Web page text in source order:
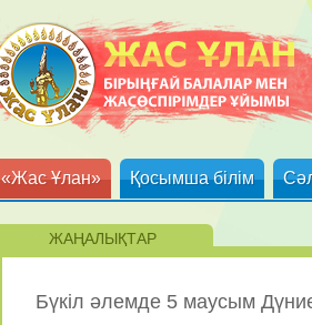
«Жас Ұлан» Қосымша білім
ЖАҢАЛЫҚТАР
Бүкіл әлемде 5 маусым